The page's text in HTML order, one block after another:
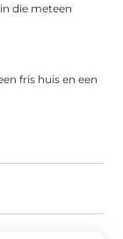
die meteen
fris huis en een